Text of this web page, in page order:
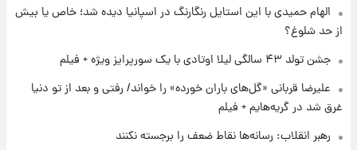
الهام حمیدی با این استایل رنگارنگ در اسپانیا دیده شد؛ خاص یا بیش
از حد شلوغ؟
جشن تولد ۴۳ سالگی لیلا اوتادی با یک سورپرایز ویژه + فیلم
علیرضا قربانی «گل‌های باران خورده» را خواند/ رفتی و بعد از تو دنیا
غرق شد در گریه‌هایم + فیلم
رهبر انقلاب: رسانه‌ها نقاط ضعف را برجسته نکنند